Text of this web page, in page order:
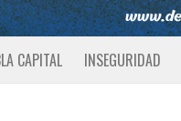
CAPITAL INSEGURIDAD